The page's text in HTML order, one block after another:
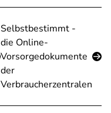
Selbstbestimmt -
die Online-
Vorsorgedokumente
der
Verbraucherzentralen